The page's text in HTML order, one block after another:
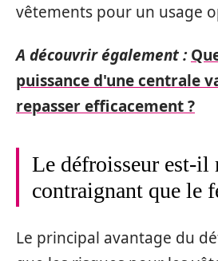
vêtements pour un usage
A découvrir également :
puissance d'une centrale
repasser efficacement ?
Le défroisseur est-il
contraignant que le
Le principal avantage du